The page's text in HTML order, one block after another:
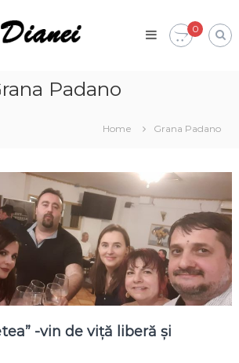
0
Padano
Home Grana Padano
-vin de viță liberă și